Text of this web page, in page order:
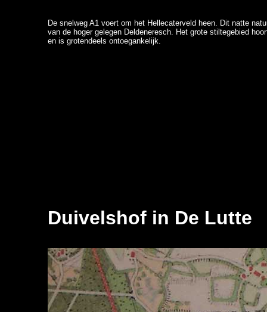
De snelweg A1 voert om het Hellecaterveld heen. Dit natte
van de hoger gelegen Deldeneresch. Het grote stiltegebied
en is grotendeels ontoegankelijk.
Duivelshof in De Lutte